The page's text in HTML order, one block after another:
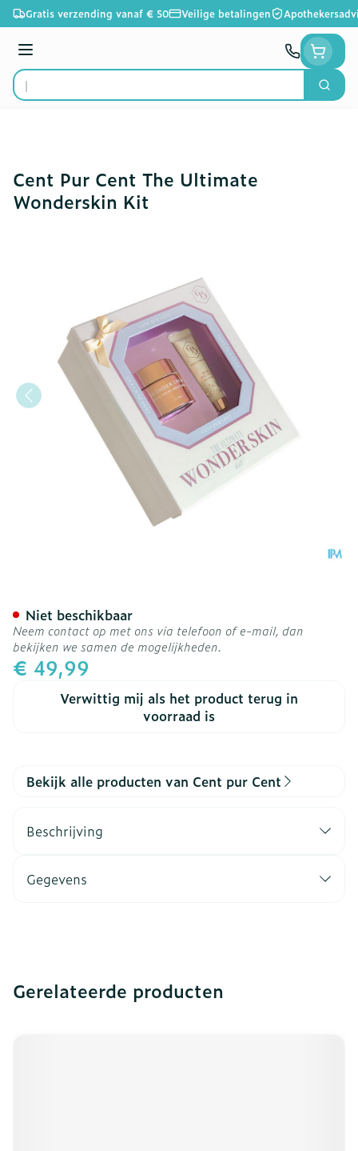
Ga naar de inhoud
Gratis verzending vanaf € 50 Veilige betalingen
Menu
Product, merk, categorie...
Zoek
Cent Pur Cent The Ultimate
Wonderskin Kit
€ 49,99
Verwittig mij als het product terug in
voorraad is
Niet beschikbaar
Neem contact op met ons via telefoon of e-mail, dan
bekijken we samen de mogelijkheden.
Bekijk alle producten van Cent pur Cent
Beschrijving
Gegevens
Gerelateerde producten